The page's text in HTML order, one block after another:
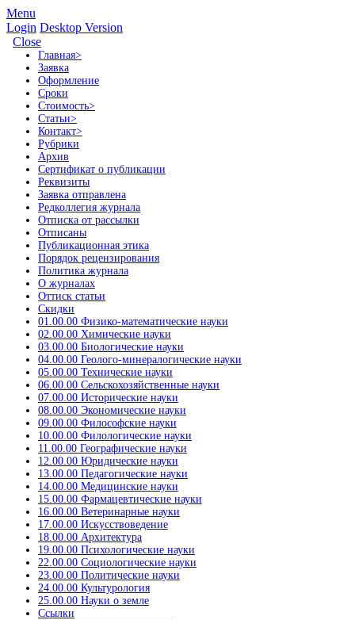
Menu
Login Desktop Version
Close
Главная>
Заявка
Оформление
Сроки
Стоимость>
Статьи>
Контакт>
Рубрики
Архив
Сертификат о публикации
Реквизиты
Заявка отправлена
Редколлегия журнала
Отписка от рассылки
Отписаны
Публикационная этика
Порядок рецензирования
Политика журнала
О журналах
Оттиск статьи
Скидки
01.00.00 Физико-математические науки
02.00.00 Химические науки
03.00.00 Биологические науки
04.00.00 Геолого-минералогические науки
05.00.00 Технические науки
06.00.00 Сельскохозяйственные науки
07.00.00 Исторические науки
08.00.00 Экономические науки
09.00.00 Философские науки
10.00.00 Филологические науки
11.00.00 Географические науки
12.00.00 Юридические науки
13.00.00 Педагогические науки
14.00.00 Медицинские науки
15.00.00 Фармацевтические науки
16.00.00 Ветеринарные науки
17.00.00 Искусствоведение
18.00.00 Архитектура
19.00.00 Психологические науки
22.00.00 Социологические науки
23.00.00 Политические науки
24.00.00 Культурология
25.00.00 Науки о земле
Ссылки